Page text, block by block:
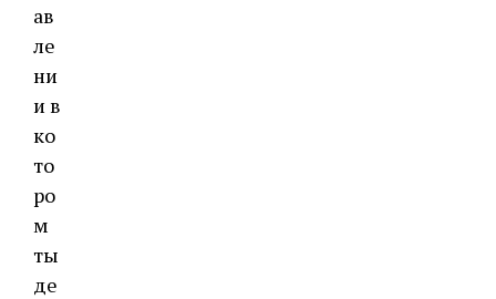
ав
ле
ни
и в
ко
то
ро
м
ты
де